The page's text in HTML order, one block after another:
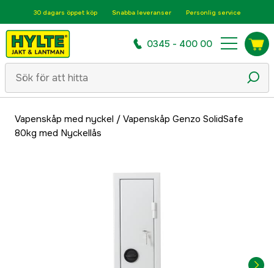
30 dagars öppet köp Snabba leveranser Personlig service
0345 - 400 00
Vapenskåp med nyckel / Vapenskåp Genzo SolidSafe
80kg med Nyckellås